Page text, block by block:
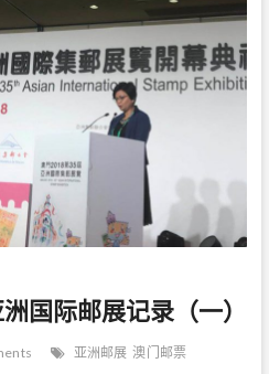
国际邮展记录（一）
亚洲邮展 澳门邮票